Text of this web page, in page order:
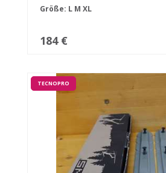
Größe: L M XL
184 €
TECNOPRO